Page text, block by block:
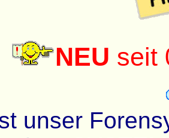
NEU seit
unser